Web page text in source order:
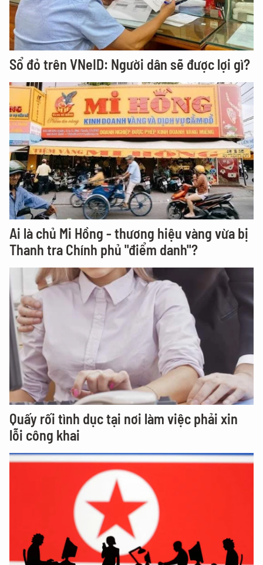
Sổ đỏ trên VNeID: Người dân sẽ được lợi gì?
Ai là chủ Mi Hồng - thương hiệu vàng vừa bị
Thanh tra Chính phủ "điểm danh"?
Quấy rối tình dục tại nơi làm việc phải xin
lỗi công khai